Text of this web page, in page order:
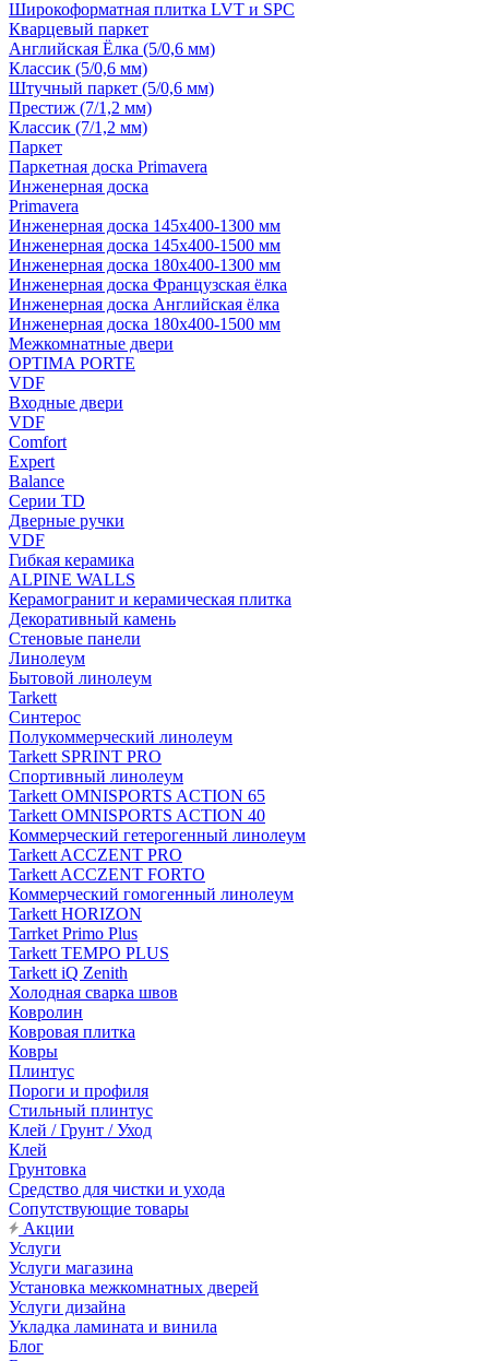
Широкоформатная плитка LVT и SPC
Кварцевый паркет
Английская Ёлка (5/0,6 мм)
Классик (5/0,6 мм)
Штучный паркет (5/0,6 мм)
Престиж (7/1,2 мм)
Классик (7/1,2 мм)
Паркет
Паркетная доска Primavera
Инженерная доска
Primavera
Инженерная доска 145x400-1300 мм
Инженерная доска 145x400-1500 мм
Инженерная доска 180x400-1300 мм
Инженерная доска Французская ёлка
Инженерная доска Английская ёлка
Инженерная доска 180x400-1500 мм
Межкомнатные двери
OPTIMA PORTE
VDF
Входные двери
VDF
Comfort
Expert
Balance
Серии TD
Дверные ручки
VDF
Гибкая керамика
ALPINE WALLS
Керамогранит и керамическая плитка
Декоративный камень
Стеновые панели
Линолеум
Бытовой линолеум
Tarkett
Синтерос
Полукоммерческий линолеум
Tarkett SPRINT PRO
Спортивный линолеум
Tarkett OMNISPORTS ACTION 65
Tarkett OMNISPORTS ACTION 40
Коммерческий гетерогенный линолеум
Tarkett ACCZENT PRO
Tarkett ACCZENT FORTO
Коммерческий гомогенный линолеум
Tarkett HORIZON
Tarrket Primo Plus
Tarkett TEMPO PLUS
Tarkett iQ Zenith
Холодная сварка швов
Ковролин
Ковровая плитка
Ковры
Плинтус
Пороги и профиля
Стильный плинтус
Клей / Грунт / Уход
Клей
Грунтовка
Средство для чистки и ухода
Сопутствующие товары
Акции
Услуги
Услуги магазина
Установка межкомнатных дверей
Услуги дизайна
Укладка ламината и винила
Блог